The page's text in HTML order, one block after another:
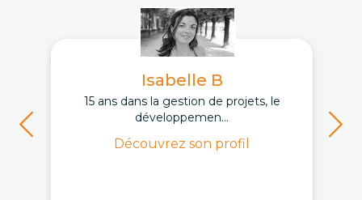
Isabelle B
15 ans dans la gestion de projets, le
développemen...
Découvrez son profil